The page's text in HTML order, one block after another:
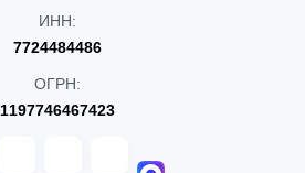
ИНН:
7724484486
ОГРН:
1197746467423